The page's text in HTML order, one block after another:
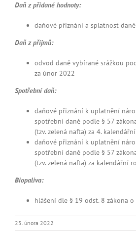
Daň zpřidané hodnoty:
daňové přiznání a splatnost
Daň zpříjmů:
odvod daně vybírané srážkou
za únor 2022
Spotřební daň:
daňové přiznání k uplatnění
spotřební daně podle § 57
(tzv. zelená nafta) za 4.
daňové přiznání k uplatnění
spotřební daně podle § 57
(tzv. zelená nafta) za kalendářní
Biopaliva:
hlášení dle § 19 odst. 8 zákona
25. února 2022